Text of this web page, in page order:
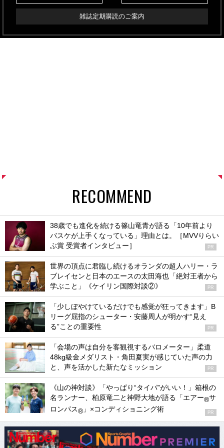
雑誌定期購読のご案内
RECOMMEND
38歳でも進化を続ける篠山竜青が語る「10年前より
バスケが上手くなっている」理由とは。［MVVりらい
ぶ賞 受賞者インタビュー］
PR
世界の頂点に君臨し続けるオランダの超人ハリー・ラ
ブレイセンと日本のエースの太田海也「絶対王者から
学ぶこと」《ケイリン国際対談②》
PR
「少しぼやけているだけでも感覚が狂ってきます」B
リーグ屈指のシューター・安藤周人が明かす“見え
る”ことの重要性
PR
「会場の声は自分を客観視するバロメーター」柔道
48kg級金メダリスト・角田夏実が感じていた声の力
と、声を活かした新たなミッション
PR
《山の神対談》「やっぱり“タイパ”がいい！」箱根の
名ランナー、柏原竜二と神野大地が語る「エアー®サ
ロンパス® 」×コンディショニング術 PR